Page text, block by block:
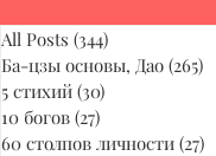
All Posts (344)
Ба-цзы основы, Дао (265)
5 стихий (30)
10 богов (27)
60 столпов личности (27)